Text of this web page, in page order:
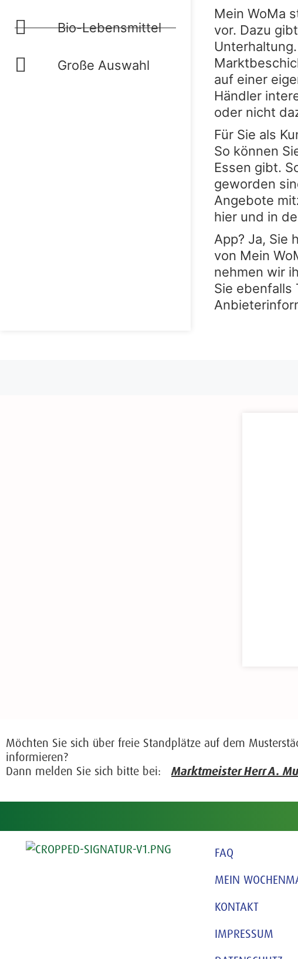
Bio-Lebensmittel
Große Auswahl
Mein WoMa
vor. Dazu
auf einer
Händler
oder nicht
Für Sie als
So können
Essen gibt.
geworden
Angebote
hier und in
App? Ja, Sie
von Mein
nehmen wir
Sie ebenfalls
Möchten Sie sich über freie Standplätze auf dem
informieren?
Dann melden Sie sich bitte bei:Marktmeister Herr A.
FAQ
MEIN
KONTAKT
IMPRESSUM